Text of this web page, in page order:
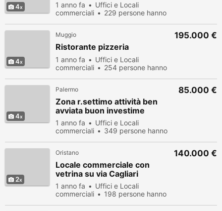
4 1 anno fa
Uffici e Locali
commerciali
229 persone hanno
4
Muggio
Ristorante pizzeria
1 anno fa
Uffici e Locali
commerciali
254 persone hanno
195.000 €
4
Palermo
Zona r.settimo attività ben
avviata buon investime
1 anno fa
Uffici e Locali
commerciali
349 persone hanno
85.000 €
2
Oristano
Locale commerciale con
vetrina su via Cagliari
1 anno fa
Uffici e Locali
commerciali
198 persone hanno
140.000 €